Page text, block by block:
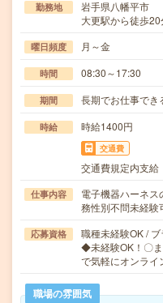
勤務地
岩手県八幡平市
大更駅から徒歩20
曜日頻度 月～金
時間 08:30～17:30
期間 長期でお仕事でき
時給 時給1400円
交通費
交通費規定内支給
仕事内容
電子機器ハーネ
務性別不問未経
応募資格
職種未経験OK /
◆未経験OK！〇
で気軽にオンラ
職場の雰囲気